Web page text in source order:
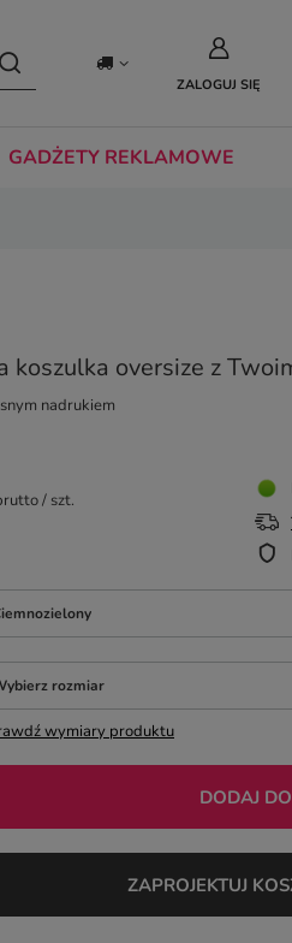
ZALOGUJ SIĘ
GADŻETY REKLAMOWE
koszulka oversize z
nadrukiem
rozmiar
wymiary produktu
/ szt.
DODAJ
ZAPROJEKTUJ